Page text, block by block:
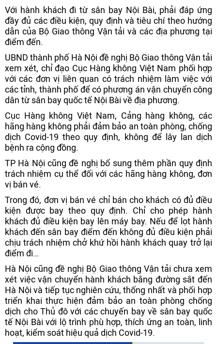
Với hành khách đi từ sân bay Nội Bài, phải đáp ứng
đầy đủ các điều kiện, quy định và tiêu chí theo hướng
dẫn của Bộ Giao thông Vận tải và các địa phương tại
điểm đến.
UBND thành phố Hà Nội đề nghị Bộ Giao thông Vận tải
xem xét, chỉ đạo Cục Hàng không Việt Nam phối hợp
với các đơn vị liên quan có trách nhiệm làm việc với
các tỉnh, thành phố để có phương án vận chuyển công
dân từ sân bay quốc tế Nội Bài về địa phương.
Cục Hàng không Việt Nam, Cảng hàng không, các
hãng hàng không phải đảm bảo an toàn phòng, chống
dịch Covid-19 theo quy định, không để lây lan dịch
bệnh ra cộng đồng.
TP Hà Nội cũng đề nghị bổ sung thêm phần quy định
trách nhiệm cụ thể đối với các hãng hàng không, đơn
vị bán vé.
Trong đó, đơn vị bán vé chỉ bán cho khách có đủ điều
kiện được bay theo quy định. Chỉ cho phép hành
khách đủ điều kiện bay lên máy bay. Nếu để lọt hành
khách đến sân bay điểm đến không đủ điều kiện phải
chịu trách nhiệm chở khứ hồi hành khách quay trở lại
điểm đi…
Hà Nội cũng đề nghị Bộ Giao thông Vận tải chưa xem
xét việc vận chuyển hành khách bằng đường sắt đến
Hà Nội và tiếp tục nghiên cứu, thống nhất và phối hợp
triển khai thực hiện đảm bảo an toàn phòng chống
dịch cho Thủ đô với các chuyến bay về sân bay quốc
tế Nội Bài với lộ trình phù hợp, thích ứng an toàn, linh
hoạt, kiểm soát hiệu quả dịch Covid-19.